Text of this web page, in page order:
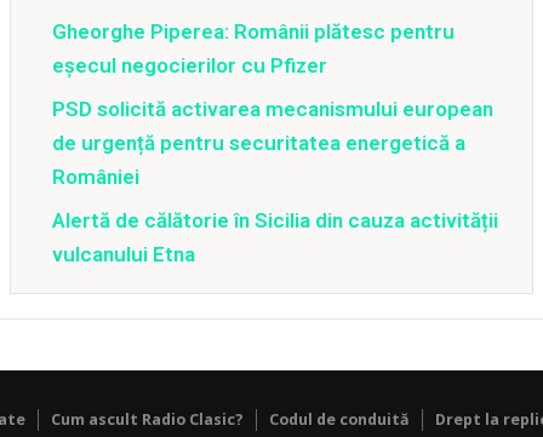
Gheorghe Piperea: Românii plătesc pentru
eșecul negocierilor cu Pfizer
PSD solicită activarea mecanismului european
de urgență pentru securitatea energetică a
României
Alertă de călătorie în Sicilia din cauza activității
vulcanului Etna
Cum ascult Radio Clasic? Codul de conduită Drept la